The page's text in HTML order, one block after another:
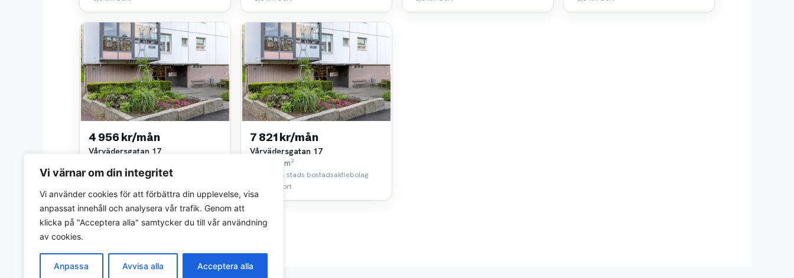
Vi värnar om din integritet
Vi använder cookies för att förbättra din upplevelse, visa
anpassat innehåll och analysera vår trafik. Genom att
klicka på "Acceptera alla" samtycker du till vår användning
av cookies.
Anpassa Avvisa alla Acceptera alla
4 956 kr/mån
Vårvädersgatan 17
Göteborgs stads bostadsaktiebolag
7 821 kr/mån
Vårvädersgatan 17
2 rok • 57 m²
Göteborgs stads bostadsaktiebolag
~3,6 km bort